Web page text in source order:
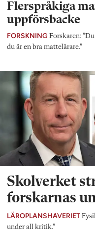
Flerspråkiga
uppförsbacke
FORSKNING Forskaren:
du är en bra mattelärare.”
Skolverket
forskarnas
LÄROPLANSHAVERIET
under all kritik.”